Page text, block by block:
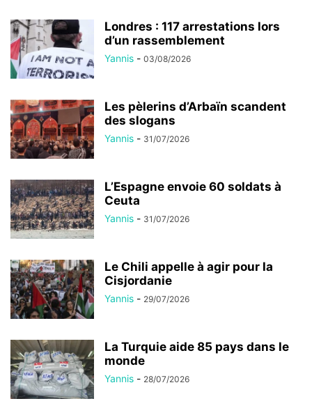
Londres : 117 arrestations lors
d’un rassemblement
Yannis - 03/08/2026
Les pèlerins d’Arbaïn scandent
des slogans
Yannis - 31/07/2026
L’Espagne envoie 60 soldats à
Ceuta
Yannis - 31/07/2026
Le Chili appelle à agir pour la
Cisjordanie
Yannis - 29/07/2026
La Turquie aide 85 pays dans le
monde
Yannis - 28/07/2026